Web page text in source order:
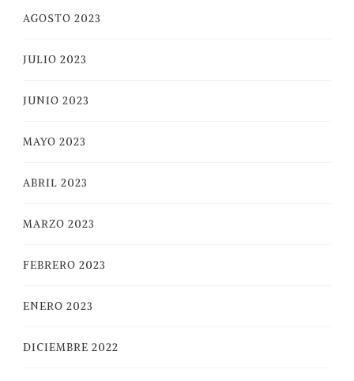
AGOSTO 2023
JULIO 2023
JUNIO 2023
MAYO 2023
ABRIL 2023
MARZO 2023
FEBRERO 2023
ENERO 2023
DICIEMBRE 2022